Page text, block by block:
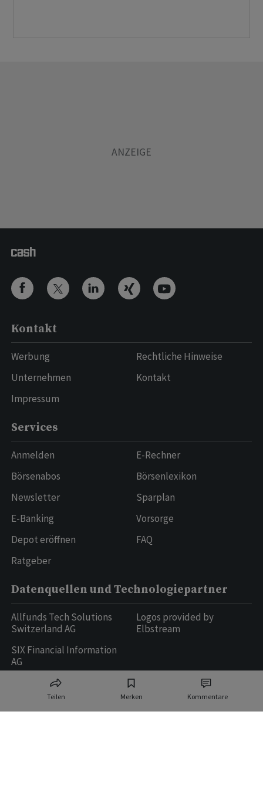
Teilen Merken Kommentare
Kontakt
Werbung
Unternehmen
Impressum
Rechtliche Hinweise
Kontakt
Services
Anmelden
Börsenabos
Newsletter
E-Banking
Depot eröffnen
Ratgeber
E-Rechner
Börsenlexikon
Sparplan
Vorsorge
FAQ
Datenquellen und Technologiepartner
Allfunds Tech Solutions
Switzerland AG
SIX Financial Information
AG
Logos provided by
Elbstream